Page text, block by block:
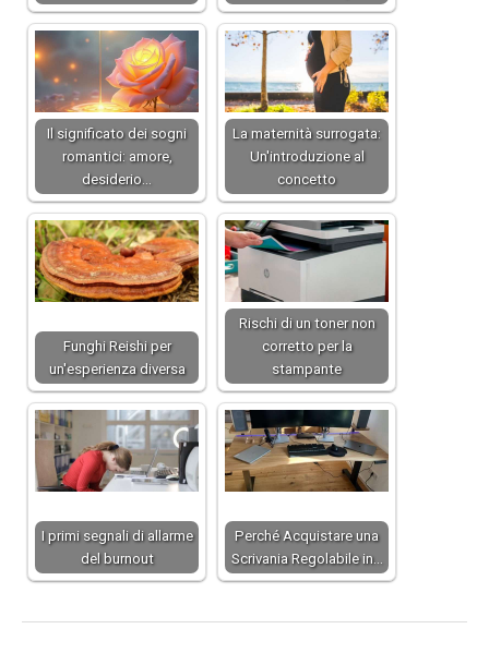
Il significato dei sogni
romantici: amore,
desiderio…
La maternità surrogata:
Un'introduzione al
concetto
Funghi Reishi per
un'esperienza diversa
Rischi di un toner non
corretto per la
stampante
I primi segnali di allarme
del burnout
Perché Acquistare una
Scrivania Regolabile in…